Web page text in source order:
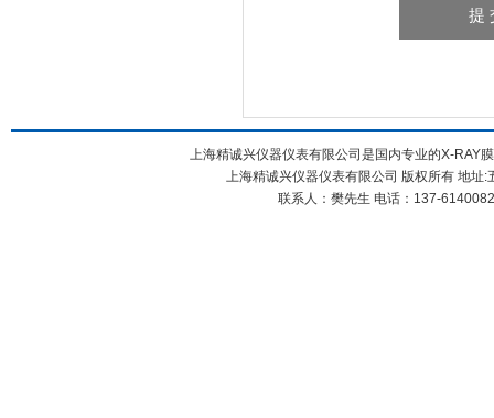
上海精诚兴仪器仪表有限公司是国内专业的X-
上海精诚兴仪器仪表有限公司 版权所有 地
联系人：樊先生 电话：137-